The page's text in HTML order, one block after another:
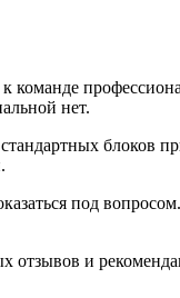
нет.
блоков
под
отзывов и